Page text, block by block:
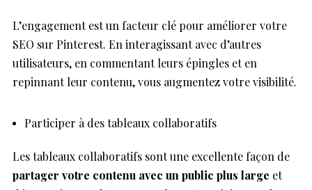
L’engagement est un facteur clé pour améliorer votre
SEO sur Pinterest. En interagissant avec d’autres
utilisateurs, en commentant leurs épingles et en
repinnant leur contenu, vous augmentez votre visibilité.
Participer à des tableaux collaboratifs
Les tableaux collaboratifs sont une excellente façon de
partager votre contenu avec un public plus large et